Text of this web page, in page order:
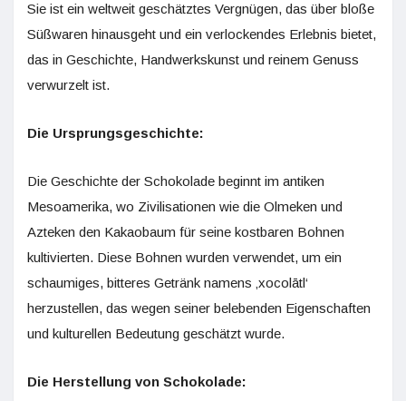
Sie ist ein weltweit geschätztes Vergnügen, das über bloße
Süßwaren hinausgeht und ein verlockendes Erlebnis bietet,
das in Geschichte, Handwerkskunst und reinem Genuss
verwurzelt ist.
Die Ursprungsgeschichte:
Die Geschichte der Schokolade beginnt im antiken
Mesoamerika, wo Zivilisationen wie die Olmeken und
Azteken den Kakaobaum für seine kostbaren Bohnen
kultivierten. Diese Bohnen wurden verwendet, um ein
schaumiges, bitteres Getränk namens ‚xocolātl‘
herzustellen, das wegen seiner belebenden Eigenschaften
und kulturellen Bedeutung geschätzt wurde.
Die Herstellung von Schokolade: